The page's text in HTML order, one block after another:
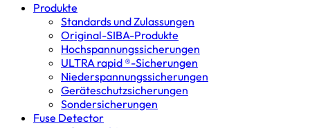
Produkte
Standards und Zulassungen
Original-SIBA-Produkte
Hochspannungs­sicherungen
ULTRA rapid ®-Sicherungen
Niederspannungs­sicherungen
Geräteschutz­sicherungen
Sondersicherungen
Fuse Detector